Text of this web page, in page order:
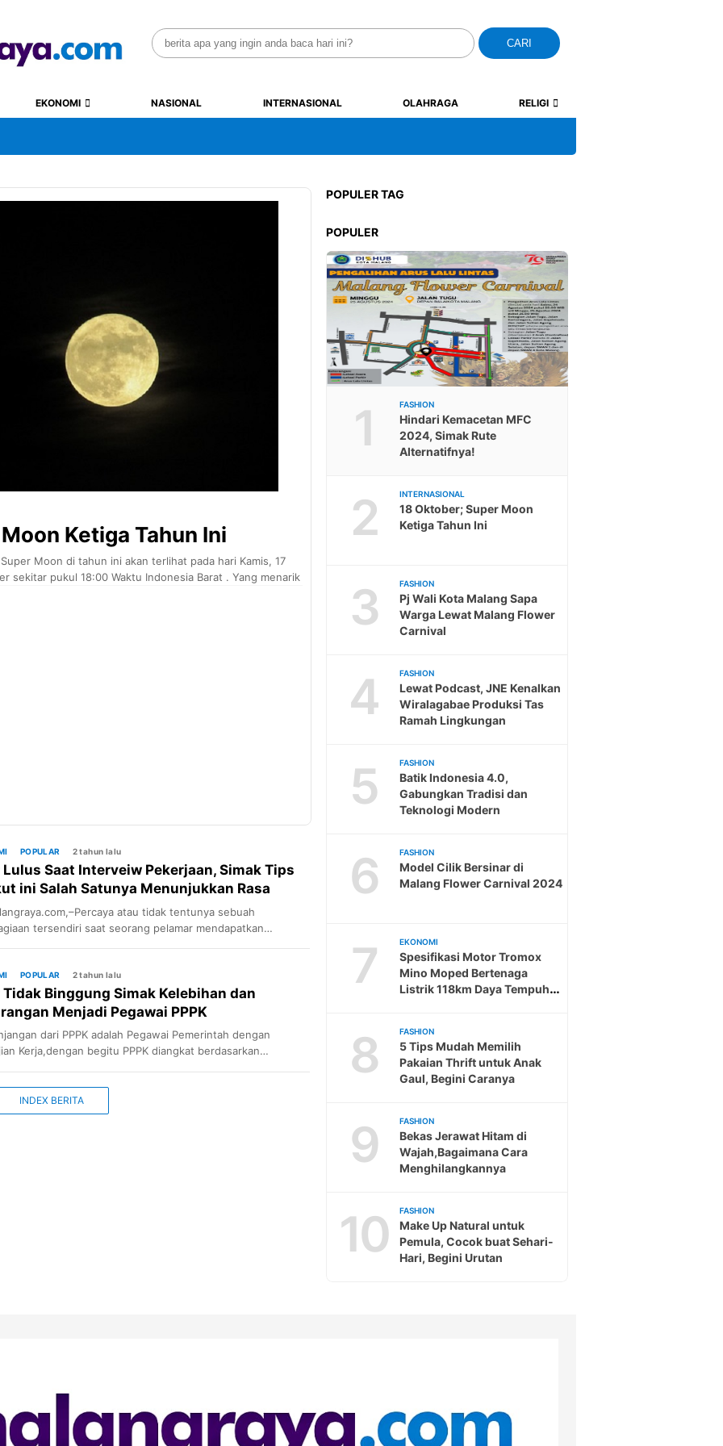
Search
for:
CARI
EKONOMI NASIONAL INTERNASIONAL OLAHRAGA RELIGI
Ketiga Tahun Ini
Moon di tahun ini akan terlihat pada hari Kamis, 17
sekitar pukul 18:00 Waktu Indonesia Barat . Yang menarik
POPULAR 2 tahun lalu
Saat Interveiw Pekerjaan, Simak Tips
ini Salah Satunya Menunjukkan Rasa
Diri
atau tidak tentunya sebuah
tersendiri saat seorang pelamar mendapatkan
Berikut kami sajikan beberapa kiat dan Tips sederhana
Lulus saat Interview pekerjaan,cek selengkapnya : 1.
Kemampuan Wawancara Memiliki kemampuan wawacara
POPULAR 2 tahun lalu
Binggung Simak Kelebihan dan
Menjadi Pegawai PPPK
dari PPPK adalah Pegawai Pemerintah dengan
Kerja,dengan begitu PPPK diangkat berdasarkan
menjadi PPPK. Kementerian Pendayagunaan Aparatur Negara
Birokrasi (KemenPAN-RB) telah menentukan jumlah
INDEX BERITA
POPULER TAG
POPULER
1 FASHION
Hindari Kemacetan MFC
2024, Simak Rute
Alternatifnya!
2 INTERNASIONAL
18 Oktober; Super Moon
Ketiga Tahun Ini
3 FASHION
Pj Wali Kota Malang Sapa
Warga Lewat Malang Flower
Carnival
4 FASHION
Lewat Podcast, JNE Kenalkan
Wiralagabae Produksi Tas
Ramah Lingkungan
5 FASHION
Batik Indonesia 4.0,
Gabungkan Tradisi dan
Teknologi Modern
6 FASHION
Model Cilik Bersinar di
Malang Flower Carnival 2024
7 EKONOMI
Spesifikasi Motor Tromox
Mino Moped Bertenaga
Listrik 118km Daya Tempuh
8 FASHION
5 Tips Mudah Memilih
Pakaian Thrift untuk Anak
Gaul, Begini Caranya
9 FASHION
Bekas Jerawat Hitam di
Wajah,Bagaimana Cara
Menghilangkannya
10 FASHION
Make Up Natural untuk
Pemula, Cocok buat Sehari-
Hari, Begini Urutan